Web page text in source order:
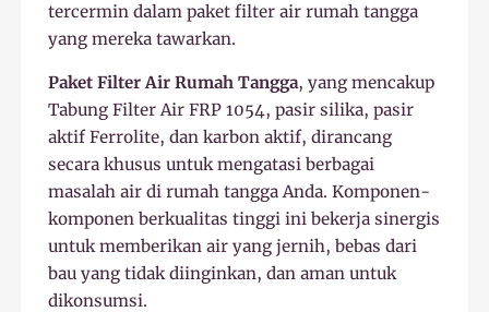
tercermin dalam paket filter air rumah tangga
yang mereka tawarkan.
Paket Filter Air Rumah Tangga, yang mencakup
Tabung Filter Air FRP 1054, pasir silika, pasir
aktif Ferrolite, dan karbon aktif, dirancang
secara khusus untuk mengatasi berbagai
masalah air di rumah tangga Anda. Komponen-
komponen berkualitas tinggi ini bekerja sinergis
untuk memberikan air yang jernih, bebas dari
bau yang tidak diinginkan, dan aman untuk
dikonsumsi.